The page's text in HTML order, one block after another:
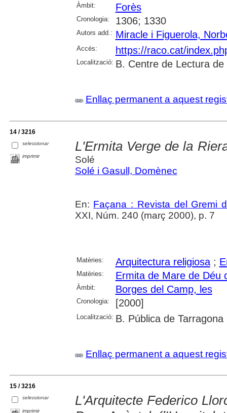
Àmbit: Forès
Cronologia: 1306; 1330
Autors add.: Miracle i Figuerola,
Accés: https://raco.cat/
Localització: B. Centre de Lectura
Enllaç permanent a aquest
14 / 3216
seleccionar
imprimir
L'Ermita Verge de la
Solé
Solé i Gasull, Domènec
En: Façana : Revista del Gremi
XXI, Núm. 240 (març 2000), p. 7
Matèries: Arquitectura religiosa;
Matèries: Ermita de Mare de Déu
Àmbit: Borges del Camp, les
Cronologia: [2000]
Localització: B. Pública de Tarragona
Enllaç permanent a aquest
15 / 3216
seleccionar
imprimir
L'Arquitecte Federico